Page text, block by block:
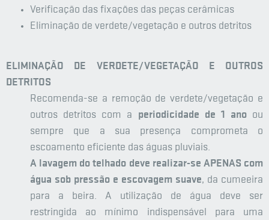
Verificação das fixações das peças cerâmicas
Eliminação de verdete/vegetação e outros detritos
ELIMINAÇÃO DE VERDETE/VEGETAÇÃO E OUTROS
DETRITOS
Recomenda-se a remoção de verdete/vegetação e
outros detritos com a periodicidade de 1 anoou
sempre que a sua presença comprometa o
escoamento eficiente das águas pluviais.
A lavagem do telhado deve realizar-se APENAS com
água sob pressão e escovagem suave, da cumeeira
para a beira. A utilização de água deve ser
restringida ao mínimo indispensável para uma